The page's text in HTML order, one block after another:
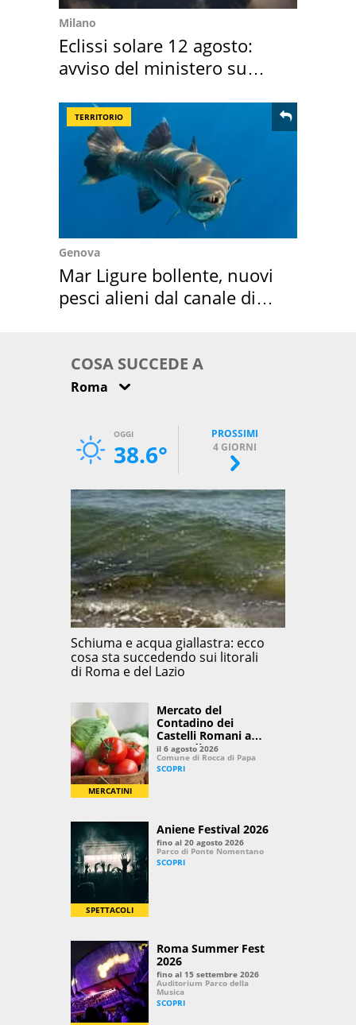
Milano
Eclissi solare 12 agosto:
avviso del ministero su
TERRITORIO
Genova
Mar Ligure bollente, nuovi
pesci alieni dal canale di